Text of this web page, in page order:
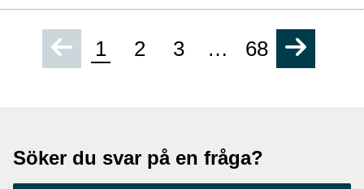
1 2 3 … 68
Söker du svar på en fråga?